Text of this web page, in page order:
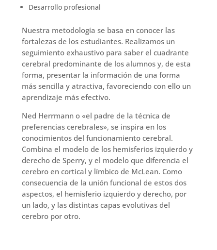
Desarrollo profesional
Nuestra metodología se basa en conocer las
fortalezas de los estudiantes. Realizamos un
seguimiento exhaustivo para saber el cuadrante
cerebral predominante de los alumnos y, de esta
forma, presentar la información de una forma
más sencilla y atractiva, favoreciendo con ello un
aprendizaje más efectivo.
Ned Herrmann o «el padre de la técnica de
preferencias cerebrales», se inspira en los
conocimientos del funcionamiento cerebral.
Combina el modelo de los hemisferios izquierdo y
derecho de Sperry, y el modelo que diferencia el
cerebro en cortical y límbico de McLean. Como
consecuencia de la unión funcional de estos dos
aspectos, el hemisferio izquierdo y derecho, por
un lado, y las distintas capas evolutivas del
cerebro por otro.